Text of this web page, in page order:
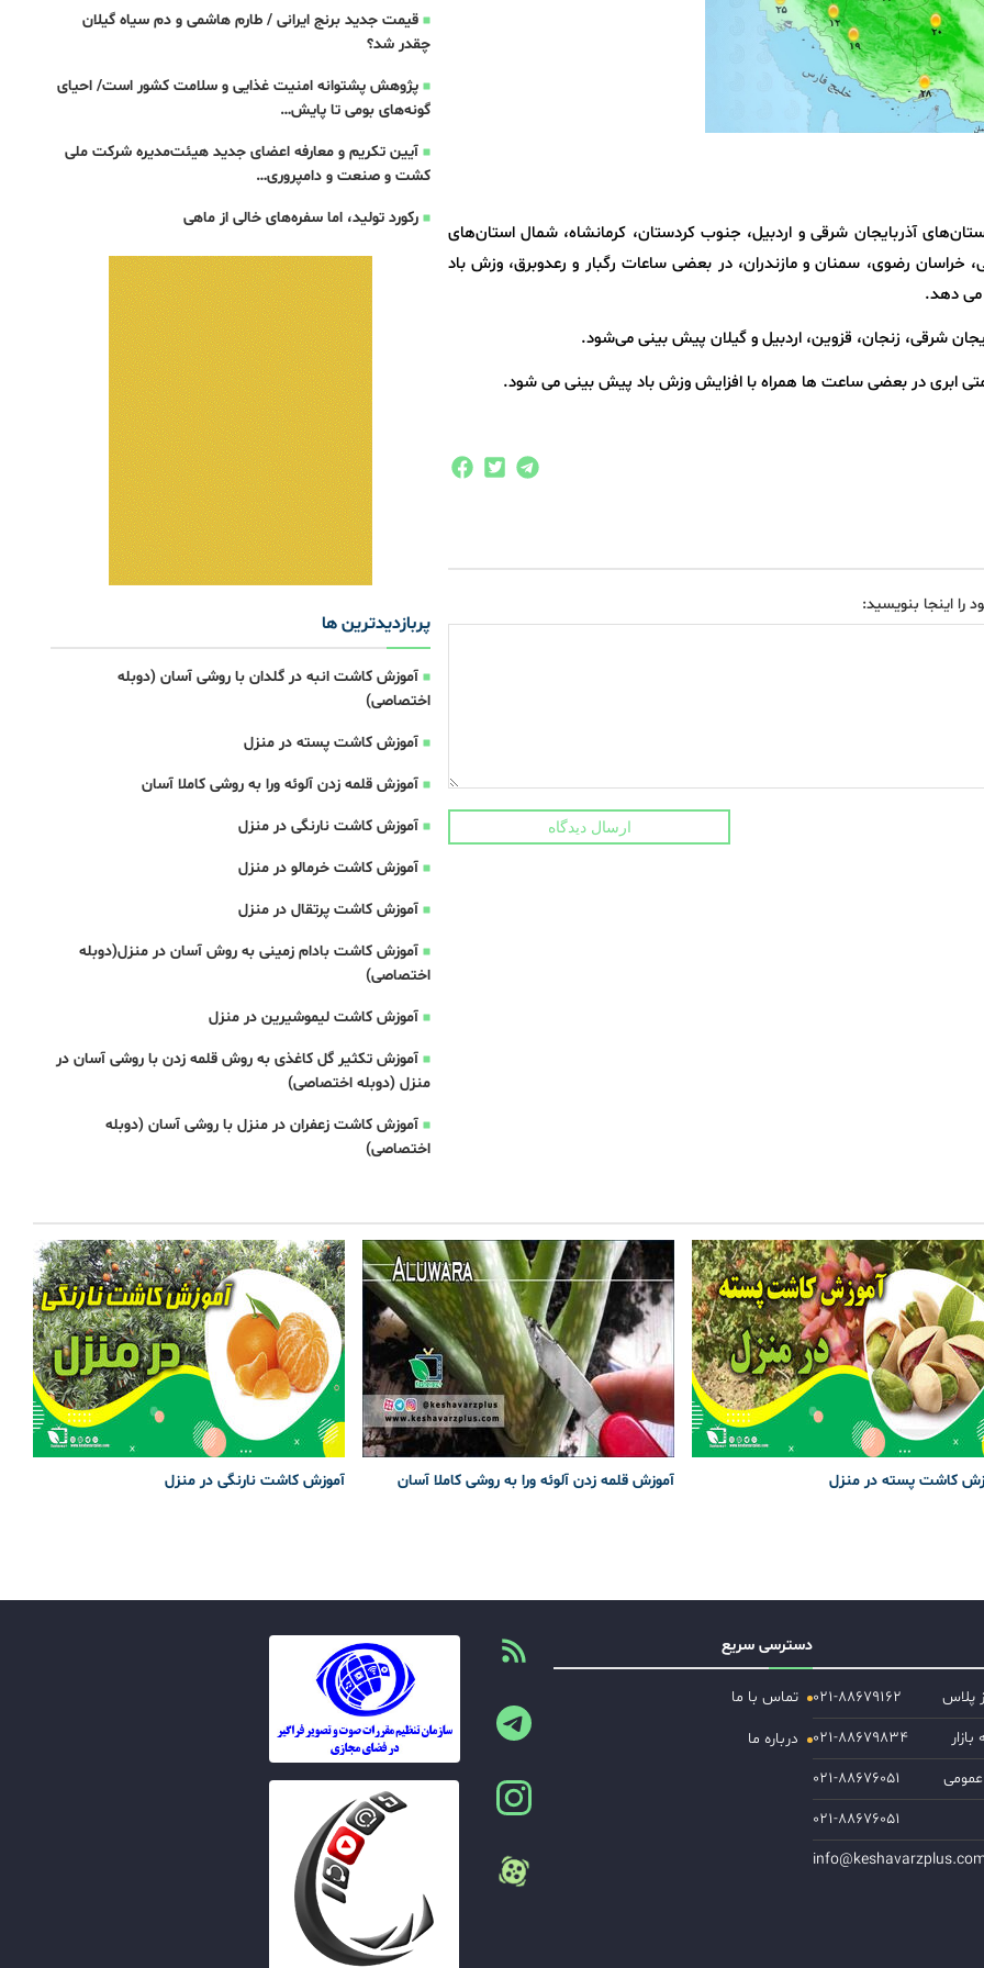
آذربایجان شرقی و اردبیل، جنوب کردستان، کرمانشاه، شمال استان‌های
خراسان رضوی، سمنان و مازندران، در بعضی ساعات رگبار و رعدوبرق، وزش باد
دهد.
شرقی، زنجان، قزوین، اردبیل و گیلان پیش بینی می‌شود.
ابری در بعضی ساعت ها همراه با افزایش وزش باد پیش بینی می شود.
را اینجا بنویسید:
ارسال دیدگاه
قیمت جدید برنج ایرانی / طارم هاشمی و دم سیاه گیلان
چقدر شد؟
پژوهش پشتوانه امنیت غذایی و سلامت کشور است/ احیای
گونه‌های بومی تا پایش…
آیین تکریم و معارفه اعضای جدید هیئت‌مدیره شرکت ملی
کشت و صنعت و دامپروری…
رکورد تولید، اما سفره‌های خالی از ماهی
پربازدیدترین ها
آموزش کاشت انبه در گلدان با روشی آسان (دوبله
اختصاصی)
آموزش کاشت پسته در منزل
آموزش قلمه زدن آلوئه ورا به روشی کاملا آسان
آموزش کاشت نارنگی در منزل
آموزش کاشت خرمالو در منزل
آموزش کاشت پرتقال در منزل
آموزش کاشت بادام زمینی به روش آسان در منزل(دوبله
اختصاصی)
آموزش کاشت لیموشیرین در منزل
آموزش تکثیر گل کاغذی به روش قلمه زدن با روشی آسان در
منزل (دوبله اختصاصی)
آموزش کاشت زعفران در منزل با روشی آسان (دوبله
اختصاصی)
کاشت پسته در منزل آموزش قلمه زدن آلوئه ورا به روشی کاملا آسان آموزش کاشت نارنگی در منزل
پلاس
۰۲۱-۸۸۶۷۹۱۶۲
۰۲۱-۸۸۶۷۹۸۳۴
۰۲۱-۸۸۶۷۶۰۵۱
۰۲۱-۸۸۶۷۶۰۵۱
دسترسی سریع
تماس با ما
درباره ما